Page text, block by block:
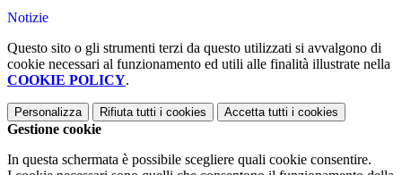
Notizie
Questo sito o gli strumenti terzi da questo utilizzati si avvalgono di
cookie necessari al funzionamento ed utili alle finalità illustrate nella
COOKIE POLICY.
Personalizza Rifiuta tutti i cookies Accetta tutti i cookies
Gestione cookie
In questa schermata è possibile scegliere quali cookie consentire.